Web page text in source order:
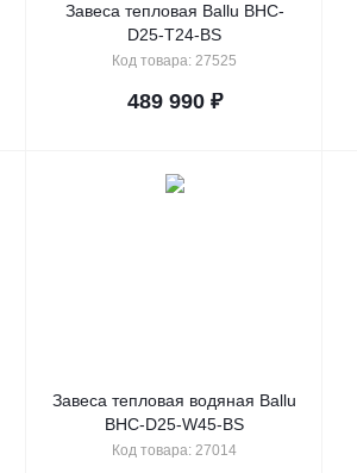
Завеса тепловая Ballu BHC-
D25-T24-BS
Код товара: 27525
489 990₽
Завеса тепловая водяная Ballu
BHC-D25-W45-BS
Код товара: 27014